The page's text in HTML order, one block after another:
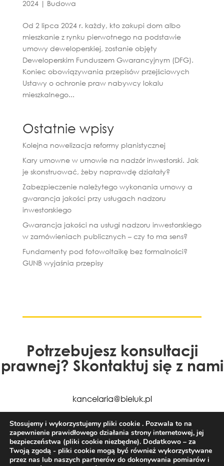
2024| Budowa
Od 2 lipca 2024 r. każdy, kto zakupi dom albo
mieszkanie z rynku pierwotnego na podstawie
umowy deweloperskiej, zostanie objęty
Deweloperskim Funduszem Gwarancyjnym (DFG).
Koniec obowiązywania przepisów przejściowych
Ustawy o ochronie praw nabywcy lokalu
mieszkalnego...
Ostatnie wpisy
Kolejna nowelizacja reformy planistycznej
Kary umowne w umowie na nadzór inwestorski. Jak
je skonstruować, żeby naprawdę działały?
Zabezpieczenie należytego wykonania umowy a
gwarancja jakości przy usługach nadzoru
inwestorskiego
Gwarancja jakości na usługi nadzoru inwestorskiego
w zamówieniach publicznych – czy to ma sens?
Fundamenty pod fotowoltaikę bez formalności?
GUNB wyjaśnia przepisy
Potrzebujesz konsultacji
prawnej? Skontaktuj się z nami
kancelaria@bieluk.pl
+48 85 663 77 50
Stosujemy i wykorzystujemy pliki cookie . Pozwala to na
zapewnienie prawidłowego działania strony internetowej, jej
bezpieczeństwa (pliki cookie niezbędne). Dodatkowo – za
Twoją zgodą - pliki cookie mogą być również wykorzystywane
przez nas lub naszych partnerów do dokonywania pomiarów i